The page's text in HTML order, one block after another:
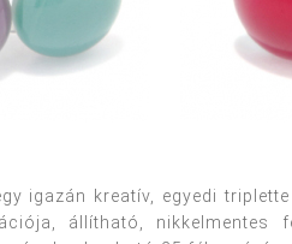
igazán kreatív, egyedi
állítható,